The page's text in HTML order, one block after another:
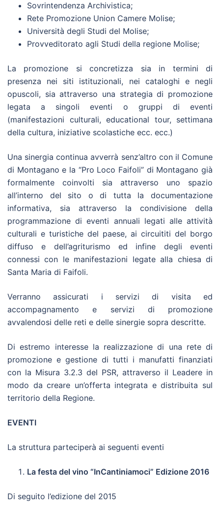
Sovrintendenza Archivistica;
Rete Promozione Union Camere Molise;
Università degli Studi del Molise;
Provveditorato agli Studi della regione Molise;
La promozione si concretizza sia in termini di
presenza nei siti istituzionali, nei cataloghi e negli
opuscoli, sia attraverso una strategia di promozione
legata a singoli eventi o gruppi di eventi
(manifestazioni culturali, educational tour, settimana
della cultura, iniziative scolastiche ecc. ecc.)
Una sinergia continua avverrà senz’altro con il Comune
di Montagano e la “Pro Loco Faifoli” di Montagano già
formalmente coinvolti sia attraverso uno spazio
all’interno del sito o di tutta la documentazione
informativa, sia attraverso la condivisione della
programmazione di eventi annuali legati alle attività
culturali e turistiche del paese, ai circuititi del borgo
diffuso e dell’agriturismo ed infine degli eventi
connessi con le manifestazioni legate alla chiesa di
Santa Maria di Faifoli.
Verranno assicurati i servizi di visita ed
accompagnamento e servizi di promozione
avvalendosi delle reti e delle sinergie sopra descritte.
Di estremo interesse la realizzazione di una rete di
promozione e gestione di tutti i manufatti finanziati
con la Misura 3.2.3 del PSR, attraverso il Leadere in
modo da creare un’offerta integrata e distribuita sul
territorio della Regione.
EVENTI
La struttura parteciperà ai seguenti eventi
La festa del vino “InCantiniamoci” Edizione 2016
Di seguito l’edizione del 2015